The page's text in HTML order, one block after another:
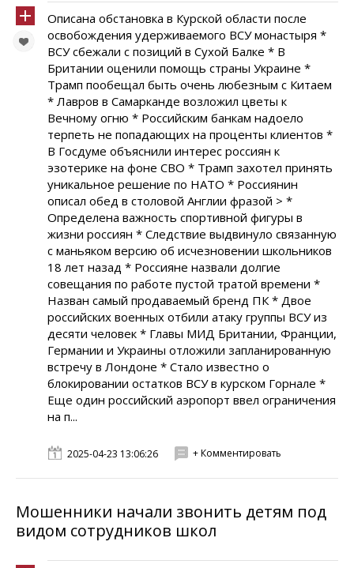
Описана обстановка в Курской области после
освобождения удерживаемого ВСУ монастыря *
ВСУ сбежали с позиций в Сухой Балке * В
Британии оценили помощь страны Украине *
Трамп пообещал быть очень любезным с Китаем
* Лавров в Самарканде возложил цветы к
Вечному огню * Российским банкам надоело
терпеть не попадающих на проценты клиентов *
В Госдуме объяснили интерес россиян к
эзотерике на фоне СВО * Трамп захотел принять
уникальное решение по НАТО * Россиянин
описал обед в столовой Англии фразой > *
Определена важность спортивной фигуры в
жизни россиян * Следствие выдвинуло связанную
с маньяком версию об исчезновении школьников
18 лет назад * Россияне назвали долгие
совещания по работе пустой тратой времени *
Назван самый продаваемый бренд ПК * Двое
российских военных отбили атаку группы ВСУ из
десяти человек * Главы МИД Британии, Франции,
Германии и Украины отложили запланированную
встречу в Лондоне * Стало известно о
блокировании остатков ВСУ в курском Горнале *
Еще один российский аэропорт ввел ограничения
на п...
2025-04-23 13:06:26 + Комментировать
Мошенники начали звонить детям под
видом сотрудников школ